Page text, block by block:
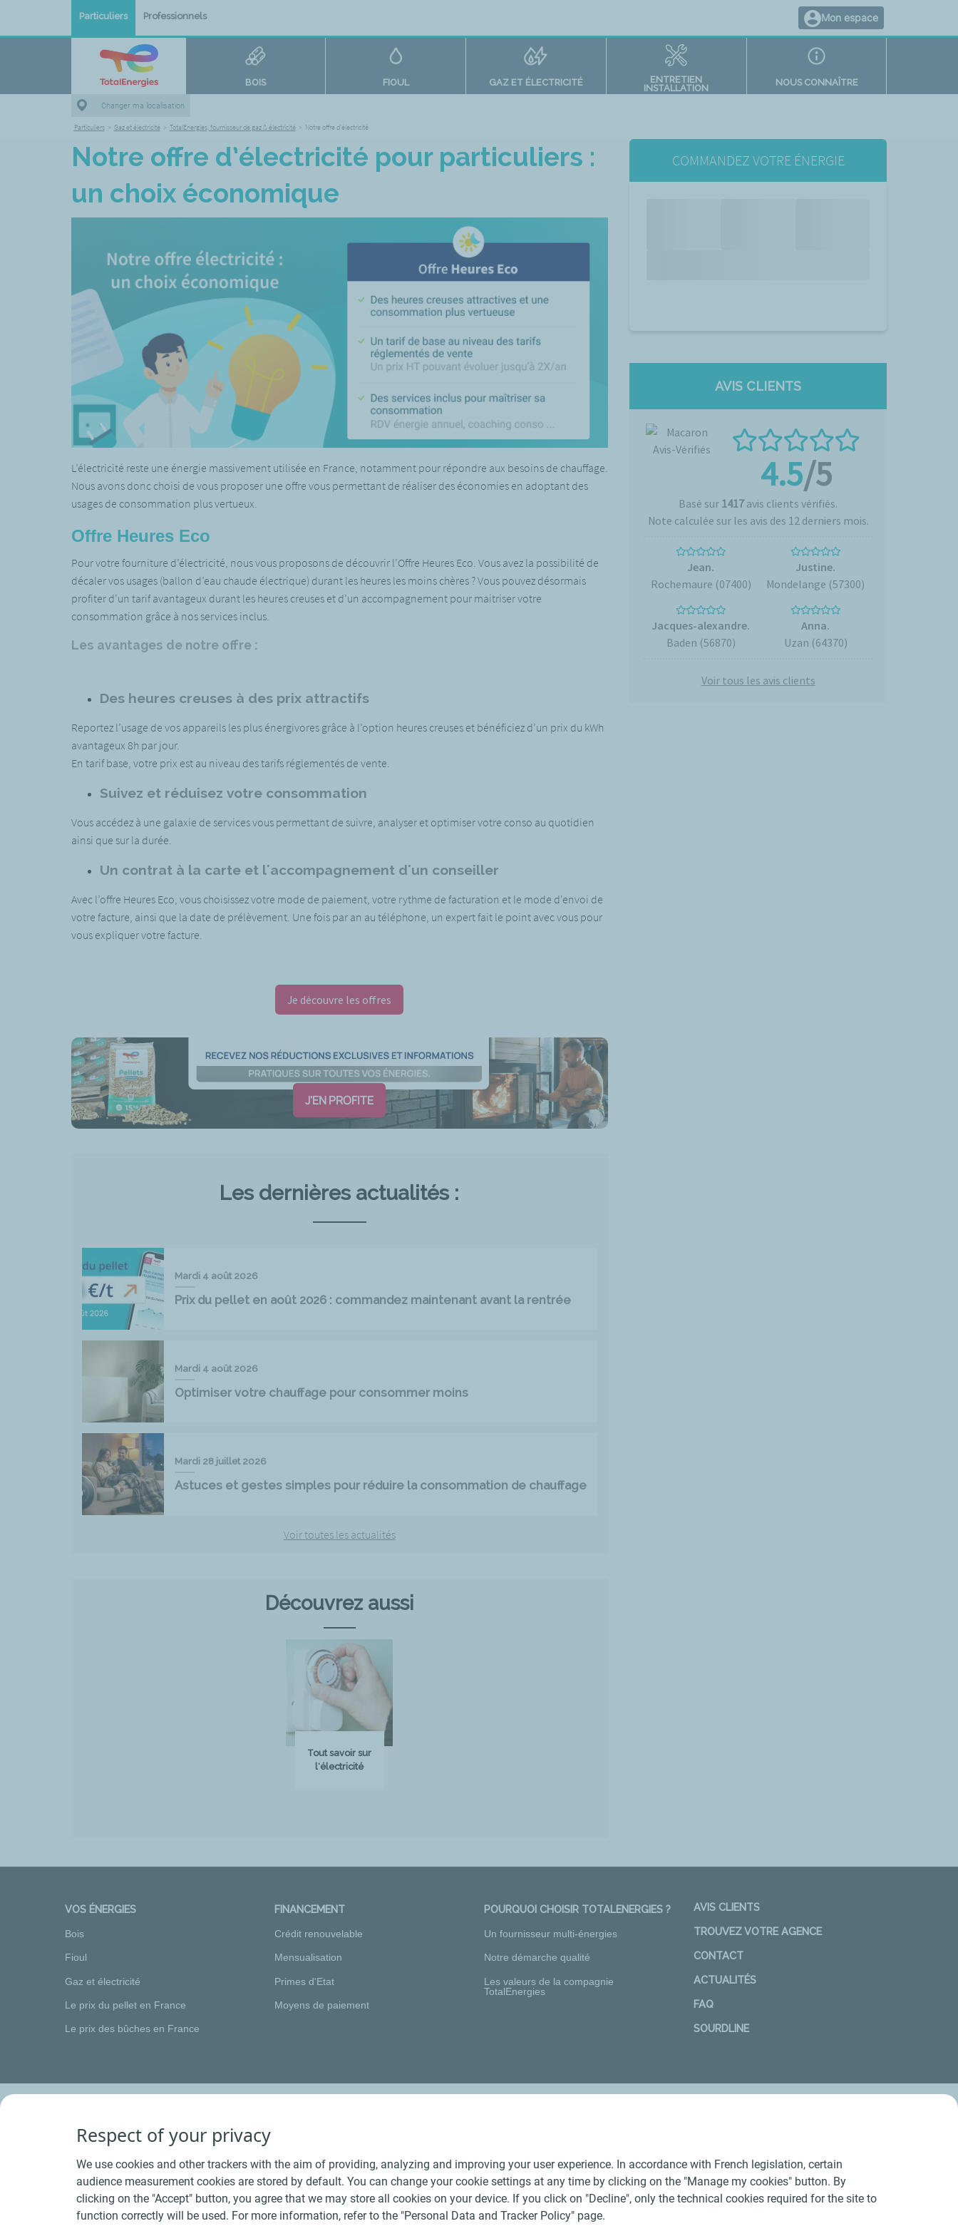
Particuliers Professionnels Mon espace
BOIS FIOUL GAZ ET ÉLECTRICITÉ
ENTRETIEN
INSTALLATION
NOUS CONNAÎTRE
Changer ma localisation
Particuliers > Gaz et électricité > TotalEnergies, fournisseur de gaz & électricité > Notre offre d'électricité
Notre offre d’électricité pour particuliers :
un choix économique
L’électricité reste une énergie massivement utilisée en France, notamment pour répondre aux besoins de chauffage.
Nous avons donc choisi de vous proposer une offre vous permettant de réaliser des économies en adoptant des
usages de consommation plus vertueux.
Offre Heures Eco
Pour votre fourniture d’électricité, nous vous proposons de découvrir l’Offre Heures Eco. Vous avez la possibilité de
décaler vos usages (ballon d’eau chaude électrique) durant les heures les moins chères ? Vous pouvez désormais
profiter d’un tarif avantageux durant les heures creuses et d’un accompagnement pour maitriser votre
consommation grâce à nos services inclus.
Les avantages de notre offre :
Des heures creuses à des prix attractifs
Reportez l’usage de vos appareils les plus énergivores grâce à l’option heures creuses et bénéficiez d’un prix du kWh
avantageux 8h par jour.
En tarif base, votre prix est au niveau des tarifs réglementés de vente.
Suivez et réduisez votre consommation
Vous accédez à une galaxie de services vous permettant de suivre, analyser et optimiser votre conso au quotidien
ainsi que sur la durée.
Un contrat à la carte et l'accompagnement d'un conseiller
Avec l’offre Heures Eco, vous choisissez votre mode de paiement, votre rythme de facturation et le mode d'envoi de
votre facture, ainsi que la date de prélèvement. Une fois par an au téléphone, un expert fait le point avec vous pour
vous expliquer votre facture.
Je découvre les offres
COMMANDEZ VOTRE ÉNERGIE
AVIS CLIENTS
4.5/5
Basé sur 1417avis clients vérifiés.
Note calculée sur les avis des 12 derniers mois.
Jean.
Rochemaure (07400)
Justine.
Mondelange (57300)
Jacques-alexandre.
Baden (56870)
Anna.
Uzan (64370)
Voir tous les avis clients
J'EN PROFITE
Les dernières actualités :
Mardi 4 août 2026
Prix du pellet en août 2026 : commandez maintenant avant la rentrée
Mardi 4 août 2026
Optimiser votre chauffage pour consommer moins
Mardi 28 juillet 2026
Astuces et gestes simples pour réduire la consommation de chauffage
Voir toutes les actualités
Découvrez aussi
Tout savoir sur
l'électricité
VOS ÉNERGIES
Bois
Fioul
Gaz et électricité
Le prix du pellet en France
Le prix des bûches en France
FINANCEMENT
Crédit renouvelable
Mensualisation
Primes d'Etat
Moyens de paiement
POURQUOI CHOISIR TOTALENERGIES ?
Un fournisseur multi-énergies
Notre démarche qualité
Les valeurs de la compagnie
TotalEnergies
AVIS CLIENTS
TROUVEZ VOTRE AGENCE
CONTACT
ACTUALITÉS
FAQ
SOURDLINE
Respect of your privacy
We use cookies and other trackers with the aim of providing, analyzing and improving your user experience. In accordance with French legislation, certain
audience measurement cookies are stored by default. You can change your cookie settings at any time by clicking on the "Manage my cookies" button. By
clicking on the "Accept" button, you agree that we may store all cookies on your device. If you click on "Decline", only the technical cookies required for the site to
function correctly will be used. For more information, refer to the "Personal Data and Tracker Policy" page.